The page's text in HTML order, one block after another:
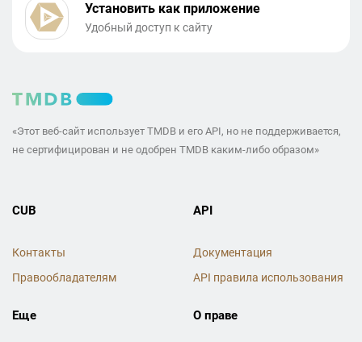
Установить как приложение
Удобный доступ к сайту
«Этот веб-сайт использует TMDB и его API, но не поддерживается,
не сертифицирован и не одобрен TMDB каким-либо образом»
CUB
Контакты
Правообладателям
API
Документация
API правила использования
Еще О праве